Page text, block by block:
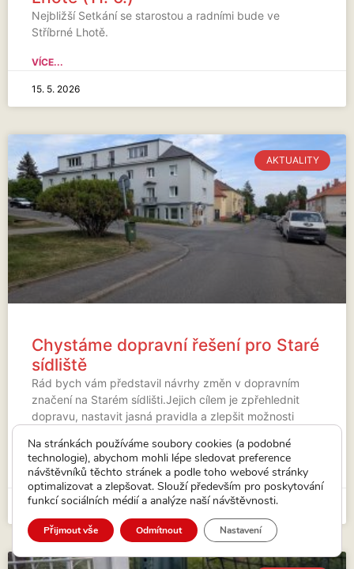
Nejbližší Setkání se starostou a radními bude ve
Stříbrné Lhotě.
VÍCE...
15. 5. 2026
AKTUALITY
Chystáme dopravní řešení pro Staré
sídliště
Rád bych vám představil návrhy změn v dopravním
značení na Starém sídlišti.Jejich cílem je zpřehlednit
dopravu, nastavit jasná pravidla a zlepšit možnosti
rádi (v závislosti na
VÍCE...
7. 5. 2026
Na stránkách používáme soubory cookies (a podobné
technologie), abychom mohli lépe sledovat preference
návštěvníků těchto stránek a podle toho webové stránky
optimalizovat a zlepšovat. Slouží především pro poskytování
funkcí sociálních médií a analýze naší návštěvnosti.
Přijmout vše Odmítnout Nastavení